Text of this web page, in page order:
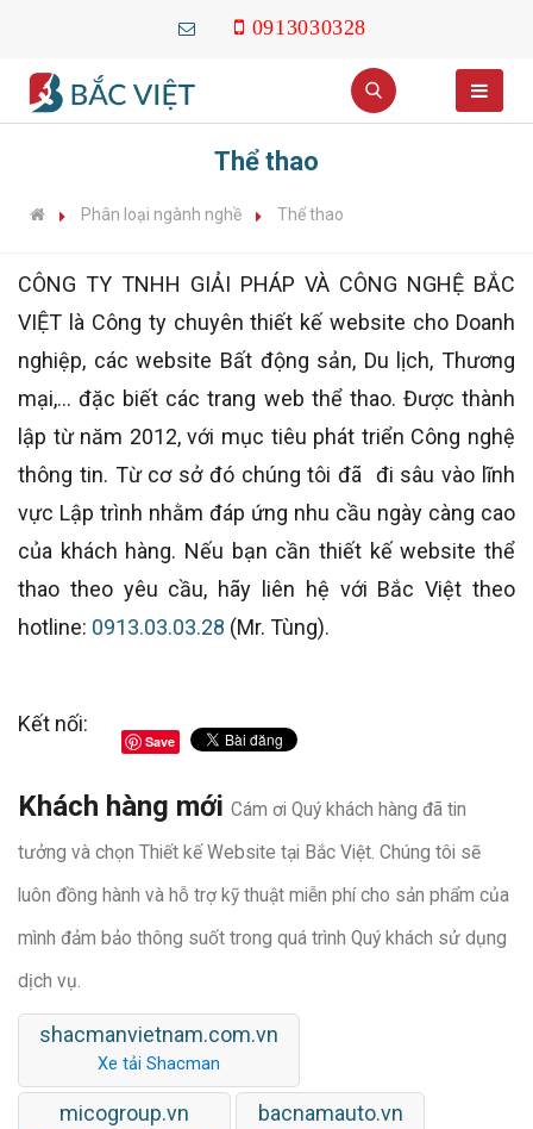
0913030328
Thể thao
Phân loại ngành nghề Thể thao
CÔNG TY TNHH GIẢI PHÁP VÀ CÔNG NGHỆ BẮC
VIỆT là Công ty chuyên thiết kế website cho Doanh
nghiệp, các website Bất động sản, Du lịch, Thương
mại,... đặc biết các trang web thể thao. Được thành
lập từ năm 2012, với mục tiêu phát triển Công nghệ
thông tin. Từ cơ sở đó chúng tôi đã đi sâu vào lĩnh
vực Lập trình nhằm đáp ứng nhu cầu ngày càng cao
của khách hàng. Nếu bạn cần thiết kế website thể
thao theo yêu cầu, hãy liên hệ với Bắc Việt theo
hotline: 0913.03.03.28 (Mr. Tùng).
Kết nối:
Save
Khách hàng mới Cám ơi Quý khách hàng đã tin
tưởng và chọn Thiết kế Website tại Bắc Việt. Chúng tôi sẽ
luôn đồng hành và hỗ trợ kỹ thuật miễn phí cho sản phẩm của
mình đảm bảo thông suốt trong quá trình Quý khách sử dụng
dịch vụ.
shacmanvietnam.com.vn
Xe tải Shacman
micogroup.vn bacnamauto.vn